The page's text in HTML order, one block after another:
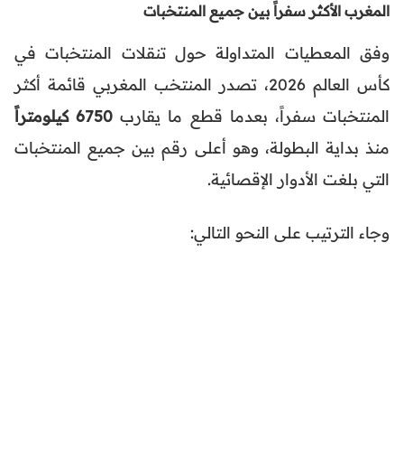
المغرب الأكثر سفراً بين جميع المنتخبات
وفق المعطيات المتداولة حول تنقلات المنتخبات في
كأس العالم 2026، تصدر المنتخب المغربي قائمة أكثر
المنتخبات سفراً، بعدما قطع ما يقارب 6750 كيلومتراً
منذ بداية البطولة، وهو أعلى رقم بين جميع المنتخبات
التي بلغت الأدوار الإقصائية.
وجاء الترتيب على النحو التالي: